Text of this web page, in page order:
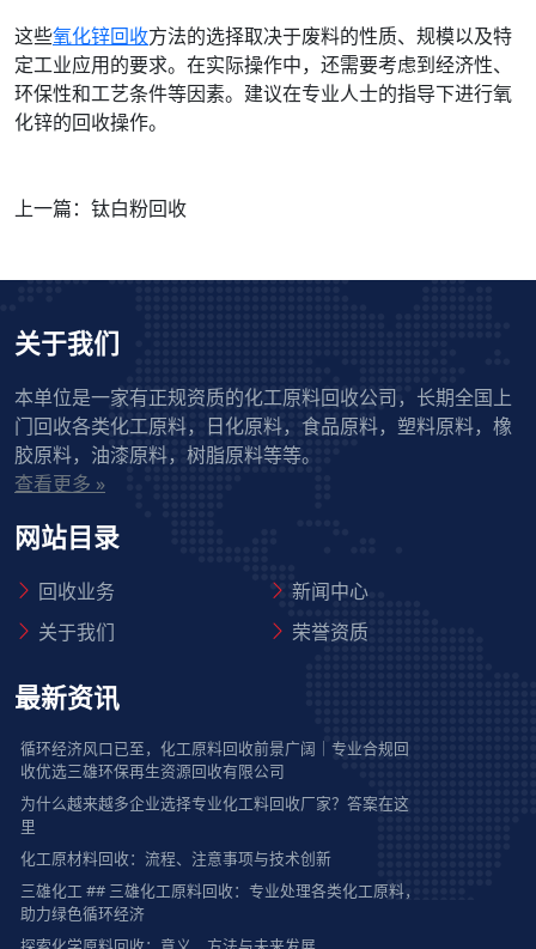
这些氧化锌回收方法的选择取决于废料的性质、规模以及特
定工业应用的要求。在实际操作中，还需要考虑到经济性、
环保性和工艺条件等因素。建议在专业人士的指导下进行氧
化锌的回收操作。
上一篇：钛白粉回收
关于我们
本单位是一家有正规资质的化工原料回收公司，长期全国上
门回收各类化工原料，日化原料，食品原料，塑料原料，橡
胶原料，油漆原料，树脂原料等等。
查看更多 »
网站目录
回收业务
新闻中心
关于我们
荣誉资质
最新资讯
循环经济风口已至，化工原料回收前景广阔｜专业合规回
收优选三雄环保再生资源回收有限公司
为什么越来越多企业选择专业化工料回收厂家？答案在这
里
化工原材料回收：流程、注意事项与技术创新
三雄化工 ## 三雄化工原料回收：专业处理各类化工原料，
助力绿色循环经济